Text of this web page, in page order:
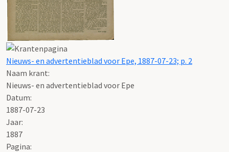
Nieuws- en advertentieblad voor Epe, 1887-07-23; p. 2
Naam krant:
Nieuws- en advertentieblad voor Epe
Datum:
1887-07-23
Jaar:
1887
Pagina: